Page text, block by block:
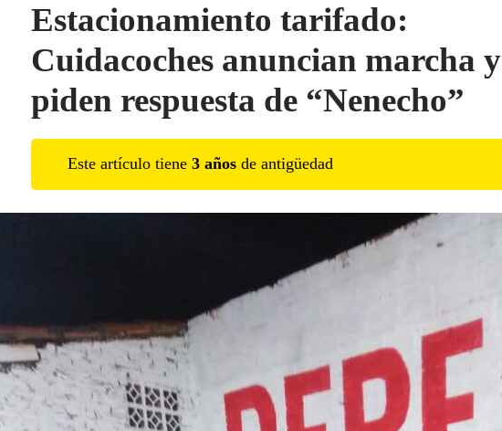
Estacionamiento tarifado:
Cuidacoches anuncian marcha y
piden respuesta de “Nenecho”
Este artículo tiene 3 años de antigüedad